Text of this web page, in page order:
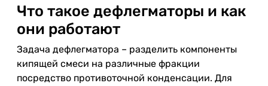
Что такое дефлегматоры и как
они работают
Задача дефлегматора – разделить компоненты
кипящей смеси на различные фракции
посредство противоточной конденсации. Для